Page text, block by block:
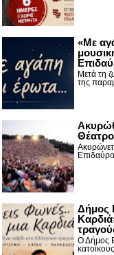
«Με
Μετά τη
της
Δήμος
Ο Δήμος